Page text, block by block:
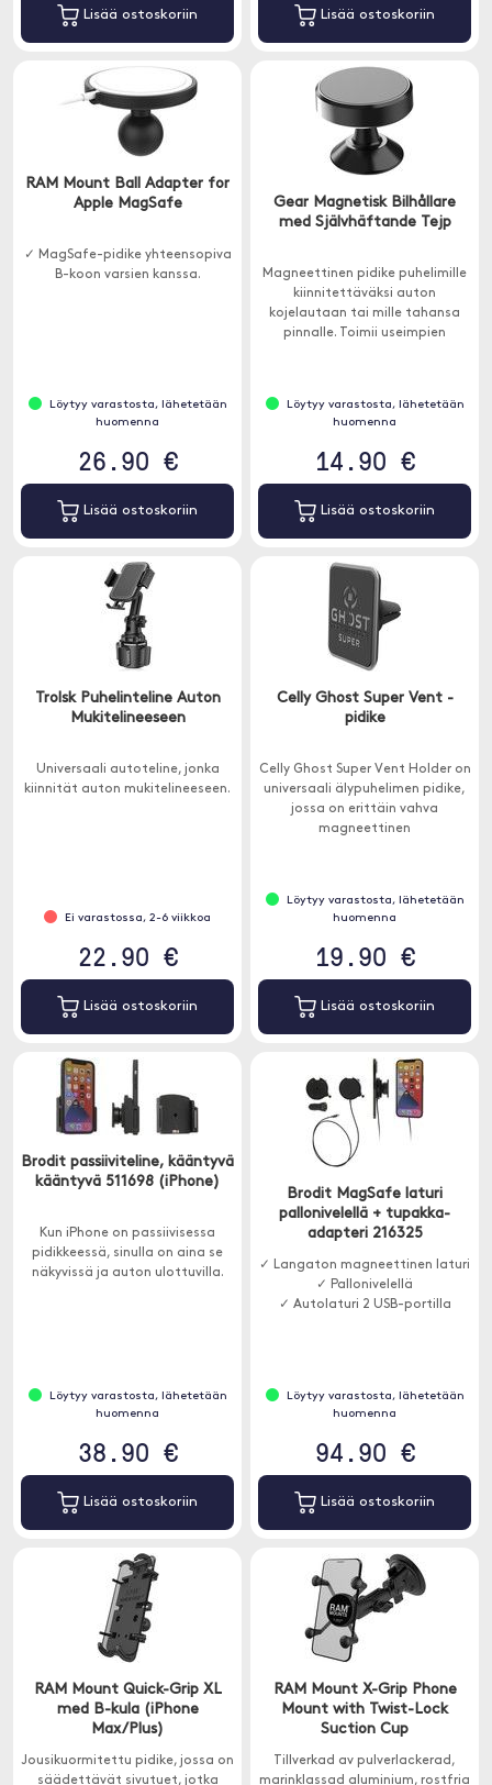
Lisää ostoskoriin Lisää ostoskoriin
RAM Mount Ball Adapter for
Apple MagSafe
✓ MagSafe-pidike yhteensopiva
B-koon varsien kanssa.
Löytyy varastosta, lähetetään
huomenna
26.90 €
Lisää ostoskoriin
Gear Magnetisk Bilhållare
med Självhäftande Tejp
Magneettinen pidike puhelimille
kiinnitettäväksi auton
kojelautaan tai mille tahansa
pinnalle. Toimii useimpien
Löytyy varastosta, lähetetään
huomenna
14.90 €
Lisää ostoskoriin
Trolsk Puhelinteline Auton
Mukitelineeseen
Universaali autoteline, jonka
kiinnität auton mukitelineeseen.
Ei varastossa, 2-6 viikkoa
22.90 €
Lisää ostoskoriin
Celly Ghost Super Vent -
pidike
Celly Ghost Super Vent Holder on
universaali älypuhelimen pidike,
jossa on erittäin vahva
magneettinen
Löytyy varastosta, lähetetään
huomenna
19.90 €
Lisää ostoskoriin
Brodit passiiviteline, kääntyvä
kääntyvä 511698 (iPhone)
Kun iPhone on passiivisessa
pidikkeessä, sinulla on aina se
näkyvissä ja auton ulottuvilla.
Löytyy varastosta, lähetetään
huomenna
38.90 €
Lisää ostoskoriin
Brodit MagSafe laturi
pallonivelellä + tupakka-
adapteri 216325
✓ Langaton magneettinen laturi
✓ Pallonivelellä
✓ Autolaturi 2 USB-portilla
Löytyy varastosta, lähetetään
huomenna
94.90 €
Lisää ostoskoriin
RAM Mount Quick-Grip XL
med B-kula (iPhone
Max/Plus)
Jousikuormitettu pidike, jossa on
säädettävät sivutuet, jotka
RAM Mount X-Grip Phone
Mount with Twist-Lock
Suction Cup
Tillverkad av pulverlackerad,
marinklassad aluminium, rostfria